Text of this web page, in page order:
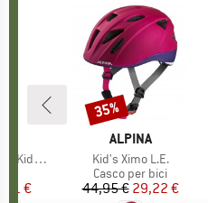
Sustain
ridotto
€
MARCHIO
ALPINA
Articolo
Kid's Ximo L.E.
Gruppo di prodotti
Casco per bici
Prezzo
44,95 € Prezzo ridotto
29,22 €
Sconto
35%